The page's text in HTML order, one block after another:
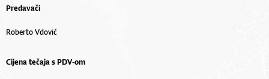
Predavači
Roberto Vdović
Cijena tečaja s PDV-om